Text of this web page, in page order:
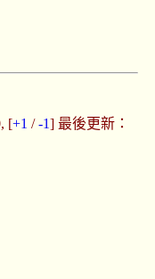
[+1 /-1] 最後更新：